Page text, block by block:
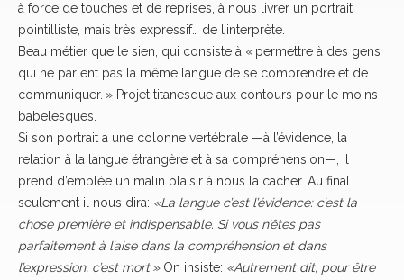
à force de touches et de reprises, à nous livrer un portrait
pointilliste, mais très expressif… de l’interprète.
Beau métier que le sien, qui consiste à « permettre à des gens
qui ne parlent pas la même langue de se comprendre et de
communiquer. » Projet titanesque aux contours pour le moins
babelesques.
Si son portrait a une colonne vertébrale —à l’évidence, la
relation à la langue étrangère et à sa compréhension—, il
prend d’emblée un malin plaisir à nous la cacher. Au final
seulement il nous dira: «La langue c’est l’évidence: c’est la
chose première et indispensable. Si vous n’êtes pas
parfaitement à l’aise dans la compréhension et dans
l’expression, c’est mort.»On insiste: «Autrement dit, pour être